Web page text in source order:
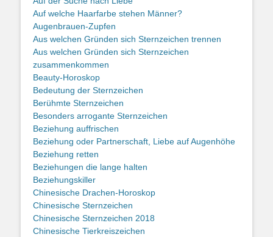
Auf welche Haarfarbe stehen Männer?
Augenbrauen-Zupfen
Aus welchen Gründen sich Sternzeichen trennen
Aus welchen Gründen sich Sternzeichen
zusammenkommen
Beauty-Horoskop
Bedeutung der Sternzeichen
Berühmte Sternzeichen
Besonders arrogante Sternzeichen
Beziehung auffrischen
Beziehung oder Partnerschaft, Liebe auf Augenhöhe
Beziehung retten
Beziehungen die lange halten
Beziehungskiller
Chinesische Drachen-Horoskop
Chinesische Sternzeichen
Chinesische Sternzeichen 2018
Chinesische Tierkreiszeichen